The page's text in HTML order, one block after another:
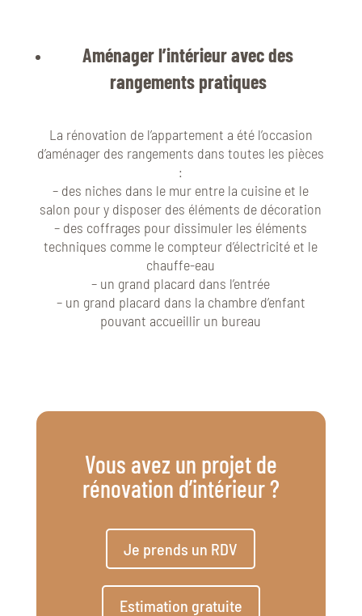
Aménager l’intérieur avec des
rangements pratiques
La rénovation de l’appartement a été l’occasion
d’aménager des rangements dans toutes les pièces
:
– des niches dans le mur entre la cuisine et le
salon pour y disposer des éléments de décoration
– des coffrages pour dissimuler les éléments
techniques comme le compteur d’électricité et le
chauffe-eau
– un grand placard dans l’entrée
– un grand placard dans la chambre d’enfant
pouvant accueillir un bureau
Vous avez un projet de
rénovation d’intérieur ?
Je prends un RDV
Estimation gratuite